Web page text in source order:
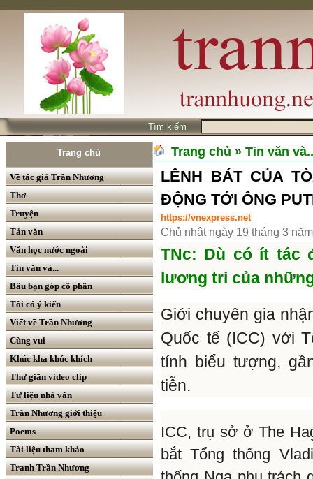
Tìm kiếm
Trang chủ
Về tác giả Trần Nhương
Thơ
Truyện
Tản văn
Văn học nước ngoài
Tin văn và...
Bầu bạn góp cổ phần
Tôi có ý kiến
Viết về Trần Nhương
Cùng vui
Khúc kha khúc khích
Thư giãn video clip
Tư liệu nhà văn
Trần Nhương giới thiệu
Poems
Tài liệu tham khảo
Tranh Trần Nhương
Trang chủ » Tin văn
LÊNH BÁT CỦA
ĐỘNG TỚI ÔNG
https://vnexpress.net
Chủ nhật ngày 19 tháng 3
TNc: Dù có ít tác
lương tri của
Giới chuyên gia
Quốc tế (ICC) với
tính biểu tượng,
tiễn.
ICC, trụ sở ở The
bắt Tổng thống